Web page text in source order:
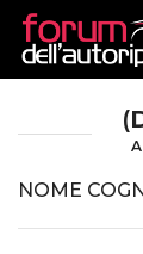
(
NOME